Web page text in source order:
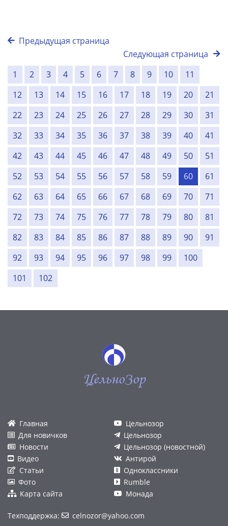
Предыдущая страница
Следующая страница
1
2 3 4 5 6 7 8 9 10
11
12
13 14 15 16 17 18 19 20
21
22
23 24 25 26 27 28 29 30
31
32
33 34 35 36 37 38 39 40
41
42
43 44 45 46 47 48 49 50
51
52
53 54 55 56 57 58 59 60
61
62
63 64 65 66 67 68 69 70
71
72
73 74 75 76 77 78 79 80
81
82
83 84 85 86 87 88 89 90
91
92
93 94 95 96 97 98 99
100
101
102
ЦельноЗор
Главная
Для новичков
Новости
Видео
Статьи
Фото
Карта сайта
Цельнозор
Цельнозор
Цельнозор (новостной)
Антирой
Одноклассники
Rumble
Монада
Техподдержка: celnozor@yahoo.com